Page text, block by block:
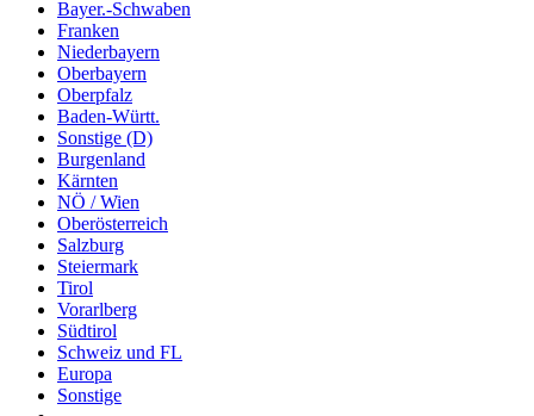
Bayer.-Schwaben
Franken
Niederbayern
Oberbayern
Oberpfalz
Baden-Württ.
Sonstige (D)
Burgenland
Kärnten
NÖ / Wien
Oberösterreich
Salzburg
Steiermark
Tirol
Vorarlberg
Südtirol
Schweiz und FL
Europa
Sonstige